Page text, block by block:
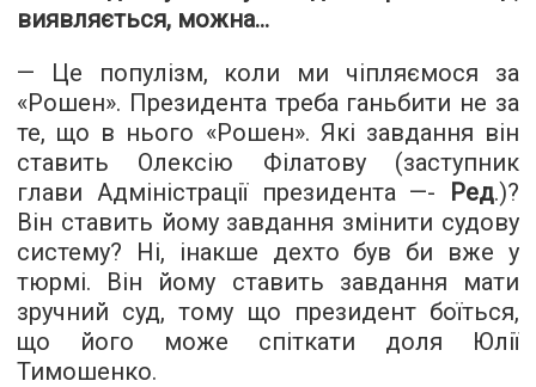
виявляється, можна…
— Це популізм, коли ми чіпляємося за
«Рошен». Президента треба ганьбити не за
те, що в нього «Рошен». Які завдання він
ставить Олексію Філатову (заступник
глави Адміністрації президента —- Ред.)?
Він ставить йому завдання змінити судову
систему? Ні, інакше дехто був би вже у
тюрмі. Він йому ставить завдання мати
зручний суд, тому що президент боїться,
що його може спіткати доля Юлії
Тимошенко.